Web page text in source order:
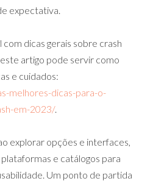
expectativa.
dicas gerais sobre crash
artigo pode servir como
e cuidados:
melhores-dicas-para-o-
em-2023/.
explorar opções e interfaces,
e catálogos para
Um ponto de partida